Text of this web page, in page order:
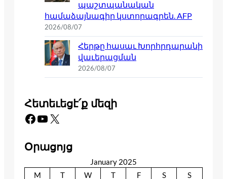
պաշտպանական
համաձայնագիր կստորագրեն. AFP
2026/08/07
Հերթը հասաւ Խորհրդարանի
վաւերացման
2026/08/07
Հետեւեցէ՛ք մեզի
Facebook YouTube X
Օրացոյց
January 2025
M
T W T F S
S